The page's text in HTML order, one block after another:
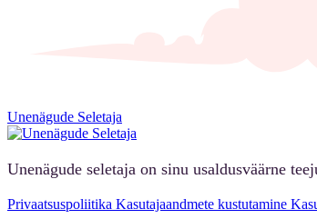
Unenägude Seletaja
Unenägude seletaja on sinu usaldusväärne
Privaatsuspoliitika Kasutajaandmete kustutamine